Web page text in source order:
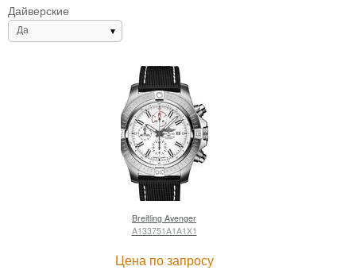
Дайверские
Да
Breitling Avenger
A133751A1A1X1
Цена по запросу